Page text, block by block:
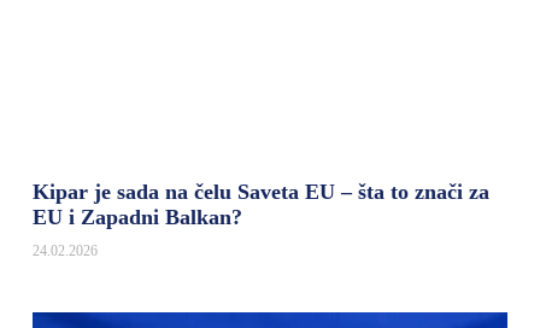
Kipar je sada na čelu Saveta EU – šta to znači za
EU i Zapadni Balkan?
24.02.2026